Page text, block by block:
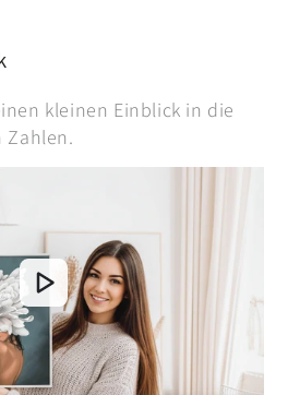
kleinen Einblick in die
Zahlen.